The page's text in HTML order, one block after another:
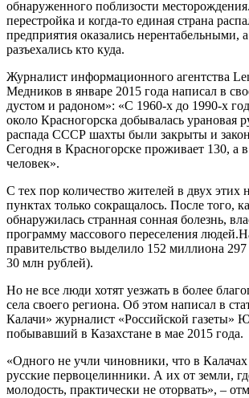
обнаруженного поблизости
перестройка и когда-то единая страна
предприятия оказались нерентабельными,
разъехались кто куда.
Журналист информационного агентства
Медников в январе 2015 года написал в
дустом и радоном»: «С 1960-х до 1990-х
около Красногорска добывалась урановая
распада СССР шахты были закрыты и
Сегодня в Красногорске проживает 130, а
человек».
С тех пор количество жителей в двух этих
пунктах только сокращалось. После того,
обнаружилась странная сонная болезнь,
программу массового переселения
правительство выделило 152 миллиона 297
30 млн рублей).
Но не все люди хотят уезжать в более
села своего региона. Об этом написал в
Калачи» журналист «Российской газеты»
побывавший в Казахстане в мае 2015 года.
«Одного не учли чиновники, что в
русские первоцелинники. А их от земли,
молодость, практически не оторвать», –